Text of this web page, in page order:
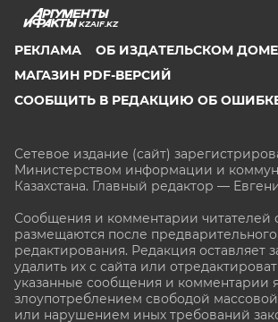
KZAIF.KZ
РЕКЛАМА
ОБ ИЗДАТЕЛЬСКОМ ДОМЕ
МАГАЗИН PDF-ВЕРСИЙ
СООБЩИТЬ В РЕДАКЦИЮ ОБ
Сетевое издание (сайт)
Министерством информации и
Казахстана. Главный редактор —
Сообщения и комментарии читателей
размещаются после предварительного
редактирования. Редакция оставляет
удалить их с сайта или
указанные сообщения и комментарии
злоупотреблением свободой
или нарушением иных требований